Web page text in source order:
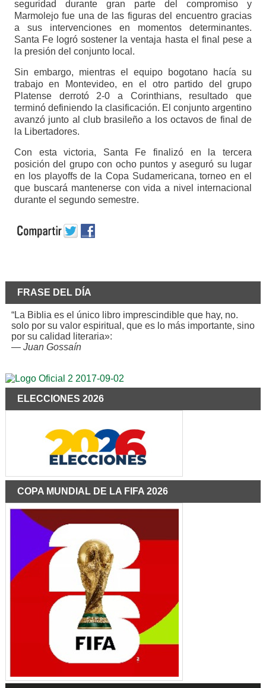
seguridad durante gran parte del compromiso y
Marmolejo fue una de las figuras del encuentro gracias
a sus intervenciones en momentos determinantes.
Santa Fe logró sostener la ventaja hasta el final pese a
la presión del conjunto local.
Sin embargo, mientras el equipo bogotano hacía su
trabajo en Montevideo, en el otro partido del grupo
Platense derrotó 2-0 a Corinthians, resultado que
terminó definiendo la clasificación. El conjunto argentino
avanzó junto al club brasileño a los octavos de final de
la Libertadores.
Con esta victoria, Santa Fe finalizó en la tercera
posición del grupo con ocho puntos y aseguró su lugar
en los playoffs de la Copa Sudamericana, torneo en el
que buscará mantenerse con vida a nivel internacional
durante el segundo semestre.
FRASE DEL DÍA
“La Biblia es el único libro imprescindible que hay, no.
solo por su valor espiritual, que es lo más importante, sino
por su calidad literaria»:
— Juan Gossaín
ELECCIONES 2026
COPA MUNDIAL DE LA FIFA 2026